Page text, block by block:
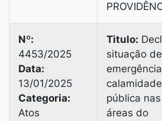
Nº:
4453/2025
Data:
13/01/2025
Categoria:
Atos
Titulo:
situação de
calamidade
pública nas
áreas do